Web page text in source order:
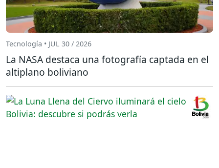
Tecnología • JUL 30 / 2026
La NASA destaca una fotografía captada en el
altiplano boliviano